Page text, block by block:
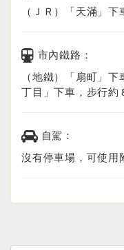
（ＪＲ）「天滿」
市內鐵路：
（地鐵）「扇町」
丁目」下車，步行約
自駕：
沒有停車場，可使用